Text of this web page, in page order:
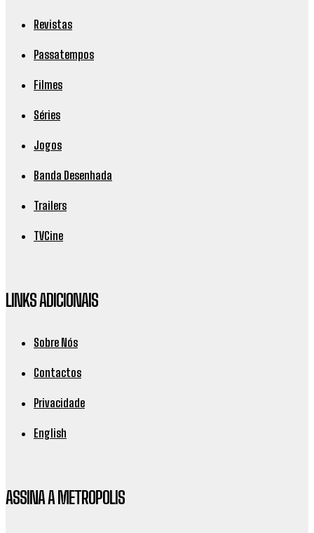
Revistas
Passatempos
Filmes
Séries
Jogos
Banda Desenhada
Trailers
TVCine
LINKS ADICIONAIS
Sobre Nós
Contactos
Privacidade
English
ASSINA A METROPOLIS